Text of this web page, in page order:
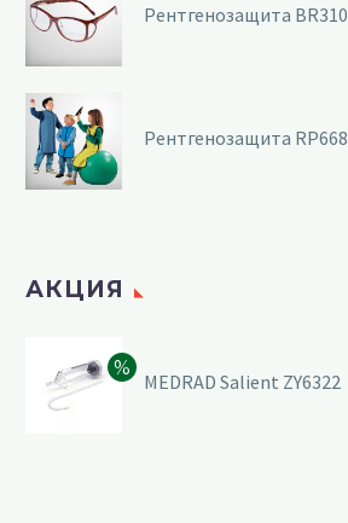
Рентгенозащита BR310
Рентгенозащита RP668
АКЦИЯ
MEDRAD Salient ZY6322